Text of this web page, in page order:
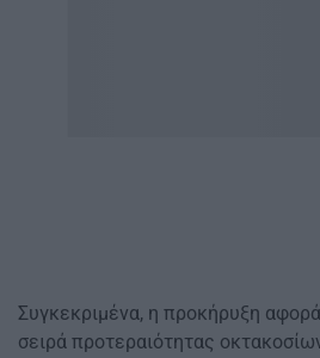
Συγκεκριμένα, η προκήρυξη
σειρά προτεραιότητας